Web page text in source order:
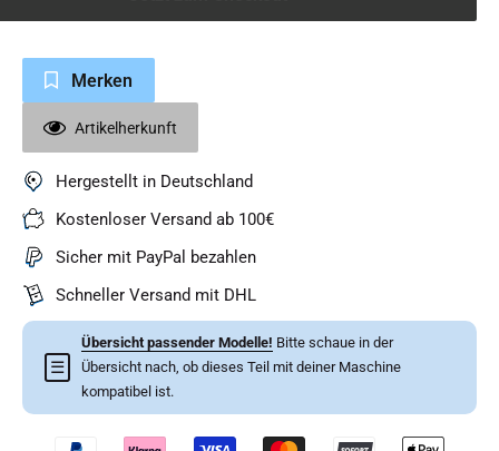
Merken
Artikelherkunft
Hergestellt in Deutschland
Kostenloser Versand ab 100€
Sicher mit PayPal bezahlen
Schneller Versand mit DHL
☰
Übersicht passender Modelle! Bitte schaue in der
Übersicht nach, ob dieses Teil mit deiner Maschine
kompatibel ist.